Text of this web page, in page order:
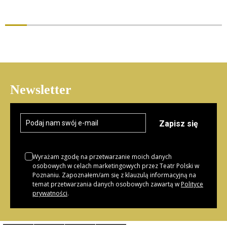
Newsletter
Zapisz się
Wyrażam zgodę na przetwarzanie moich danych
osobowych w celach marketingowych przez Teatr Polski w
Poznaniu. Zapoznałem/am się z klauzulą informacyjną na
temat przetwarzania danych osobowych zawartą wPolityce
prywatności.